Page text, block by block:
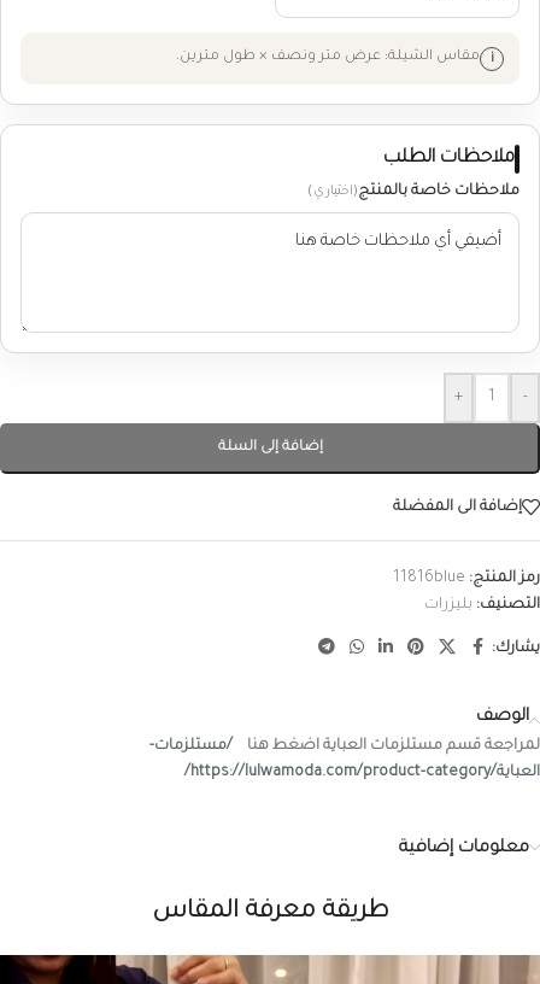
مقاس الشيلة: عرض متر ونصف × طول مترين.
ملاحظات الطلب
ملاحظات خاصة بالمنتج(اختياري)
-
+
إضافة إلى السلة
إضافة الى المفضلة
رمز المنتج: 11816blue
التصنيف: بليزرات
يشارك:
الوصف
لمراجعة قسم مستلزمات العباية اضغط هنا
/مستلزمات-
العباية/https://lulwamoda.com/product-category/
معلومات إضافية
طريقة معرفة المقاس